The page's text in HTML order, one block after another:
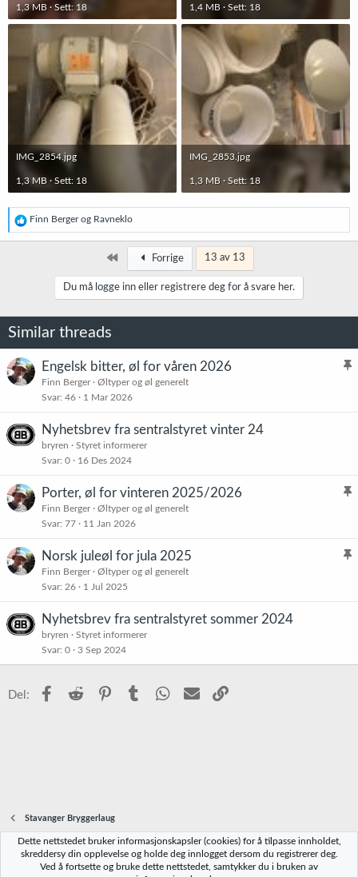
1,3 MB · Sett: 18 1,4 MB · Sett: 18
IMG_2854.jpg
1,3 MB · Sett: 18
IMG_2853.jpg
1,3 MB · Sett: 18
R
e
a
r
Finn Bergerog Ravneklo
Først Forrige 13 av 13
Du må logge inn eller registrere deg for å svare her.
Similar threads
K
Engelsk bitter, øl for våren 2026
Finn Berger
Øltyper og øl generelt
Svar 46 1 Mar 2026
Nyhetsbrev fra sentralstyret vinter 24
bryren
Styret informerer
Svar 0 16 Des 2024
K
t
Porter, øl for vinteren 2025/2026
Finn Berger
Øltyper og øl generelt
Svar 77 11 Jan 2026
K
Norsk juleøl for jula 2025
Finn Berger
Øltyper og øl generelt
Svar 26 1 Jul 2025
Nyhetsbrev fra sentralstyret sommer 2024
bryren
Styret informerer
Svar 0 3 Sep 2024
Del: Facebook
Reddit PinterestTumblr WhatsApp
E-post
Stavanger Bryggerlaug
Norbrygg-default
Dette nettstedet bruker informasjonskapsler (cookies) for å tilpasse innholdet,
skreddersy din opplevelse og holde deg innlogget dersom du registrerer deg.
Ved å fortsette og bruke dette nettstedet, samtykker du i bruken av